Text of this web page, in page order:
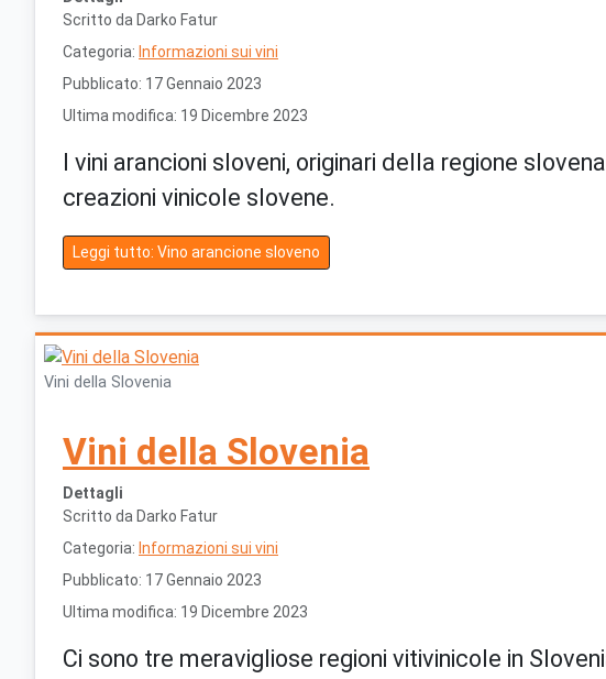
Scritto da Darko Fatur
Categoria: Informazioni sui vini
Pubblicato: 17 Gennaio 2023
Ultima modifica: 19 Dicembre 2023
I vini arancioni sloveni, originari della regione
creazioni vinicole slovene.
Leggi tutto: Vino arancione sloveno
Vini della Slovenia
Vini della Slovenia
Dettagli
Scritto da Darko Fatur
Categoria: Informazioni sui vini
Pubblicato: 17 Gennaio 2023
Ultima modifica: 19 Dicembre 2023
Ci sono tre meravigliose regioni vitivinicole in